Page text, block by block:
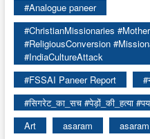
#Analogue paneer
#ChristianMissionaries
#ReligiousConversion
#IndiaCultureAttack
#FSSAI Paneer Report
#सिगरेट_का_सच #पेड़ों_की_हत्या
Art
asaram